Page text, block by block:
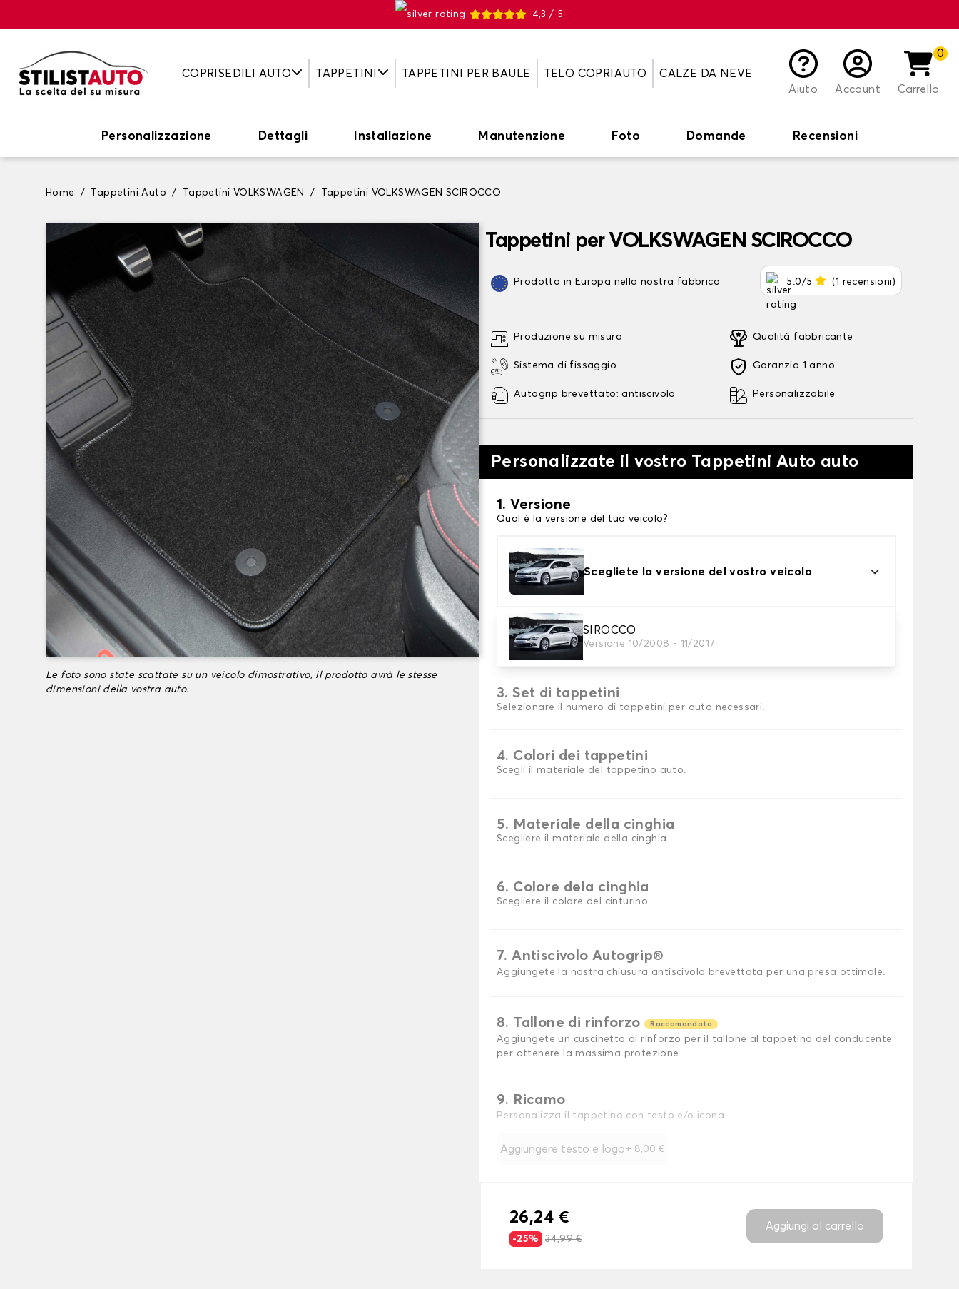
4,3 / 5
COPRISEDILI AUTO TAPPETINI TAPPETINI PER BAULE TELO COPRIAUTO
CALZE DA NEVE
Aiuto
Account
0
Carrello
Personalizzazione Dettagli Installazione Manutenzione Foto Domande Recensioni
Home Tappetini Auto Tappetini VOLKSWAGEN Tappetini VOLKSWAGEN SCIROCCO
Le foto sono state scattate su un veicolo dimostrativo, il prodotto avrà le stesse
dimensioni della vostra auto.
Tappetini per VOLKSWAGEN SCIROCCO
Prodotto in Europa nella nostra fabbrica 5.0/5 (1 recensioni)
Produzione su misura
Sistema di fissaggio
Autogrip brevettato: antiscivolo
Qualità fabbricante
Garanzia 1 anno
Personalizzabile
Personalizzate il vostro Tappetini Auto auto
1. Versione
Qual è la versione del tuo veicolo?
Scegliete la versione del vostro veicolo
SIROCCO
Versione 10/2008 - 11/2017
2. Materiale
Scegli il materiale del tappetini auto
3. Set di tappetini
Selezionare il numero di tappetini per auto necessari.
4. Colori dei tappetini
Scegli il materiale del tappetino auto.
5. Materiale della cinghia
Scegliere il materiale della cinghia.
6. Colore dela cinghia
Scegliere il colore del cinturino.
7. Antiscivolo Autogrip®
Aggiungete la nostra chiusura antiscivolo brevettata per una presa ottimale.
8. Tallone di rinforzo Raccomandato
Aggiungete un cuscinetto di rinforzo per il tallone al tappetino del conducente
per ottenere la massima protezione.
9. Ricamo
Personalizza il tappetino con testo e/o icona
Aggiungere testo e logo+ 8,00 €
26,24 €
-25% 34,99 €
Aggiungi al carrello